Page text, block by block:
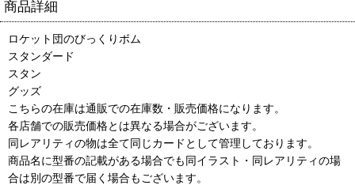
商品詳細
ロケット団のびっくりボム
スタンダード
スタン
グッズ
こちらの在庫は通販での在庫数・販売価格になります。
各店舗での販売価格とは異なる場合がございます。
同レアリティの物は全て同じカードとして管理しております。
商品名に型番の記載がある場合でも同イラスト・同レアリティの場
合は別の型番で届く場合もございます。